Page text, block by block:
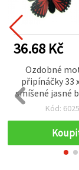
36.68 Kč
Ozdobné
připínáčky 33
smíšené jasné
10 ks – snadné
výrobu
Kód: